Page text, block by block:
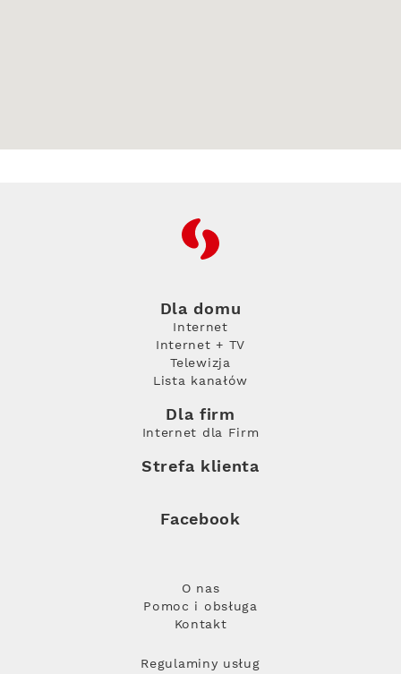
RFC
Dla domu
Internet
Internet + TV
Telewizja
Lista kanałów
Dla firm
Internet dla Firm
Strefa klienta
Facebook
O nas
Pomoc i obsługa
Kontakt
Regulaminy usług